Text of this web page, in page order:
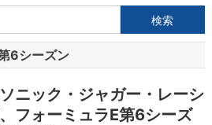
索:
6シーズン
ニック・ジャガー・レーシ
フォーミュラE第6シーズ